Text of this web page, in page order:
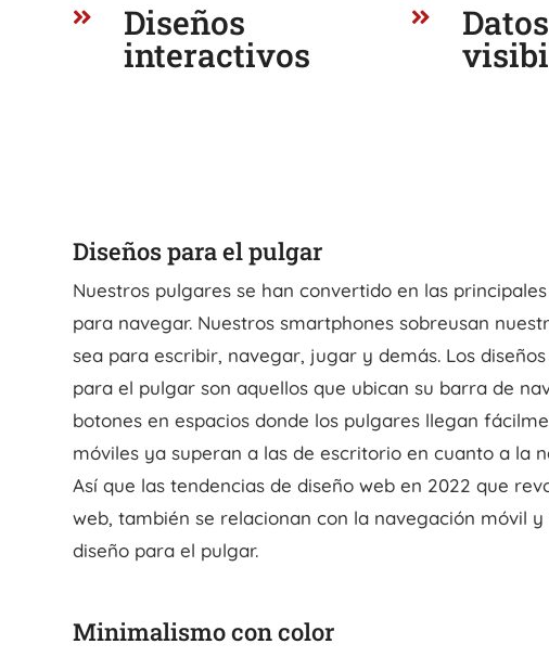
 Diseños
interactivos
 Datos
Diseños para el pulgar
Nuestros pulgares se han convertido en las
para navegar. Nuestros smartphones sobreusan
sea para escribir, navegar, jugar y demás. Los
para el pulgar son aquellos que ubican su barra de
botones en espacios donde los pulgares llegan
móviles ya superan a las de escritorio en cuanto a la
Así que las tendencias de diseño web en 2022 que
web, también se relacionan con la navegación móvil y
diseño para el pulgar.
Minimalismo con color